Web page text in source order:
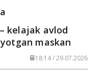
kelajak avlod
maskan
18:14 / 29.07.2026